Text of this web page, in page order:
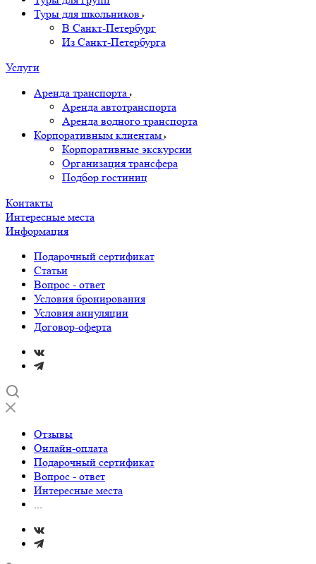
Туры для школьников
В Санкт-Петербург
Из Санкт-Петербурга
Услуги
Аренда транспорта
Аренда автотранспорта
Аренда водного транспорта
Корпоративным клиентам
Корпоративные экскурсии
Организация трансфера
Подбор гостиниц
Контакты
Интересные места
Информация
Подарочный сертификат
Статьи
Вопрос - ответ
Условия бронирования
Условия аннуляции
Договор-оферта
Отзывы
Онлайн-оплата
Подарочный сертификат
Вопрос - ответ
Интересные места
...